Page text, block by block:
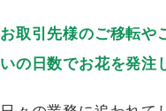
お取引先様のご移転や
いの日数でお花を発注